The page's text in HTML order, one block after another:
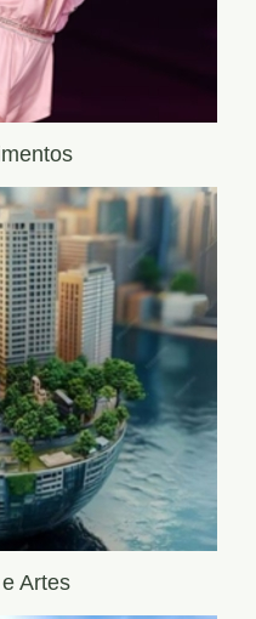
Artes